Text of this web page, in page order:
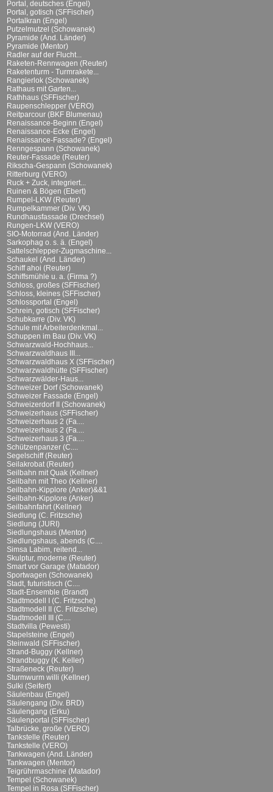
Portal, deutsches (Engel)
Portal, gotisch (SFFischer)
Portalkran (Engel)
Putzelmutzel (Schowanek)
Pyramide (And. Länder)
Pyramide (Mentor)
Radler auf der Flucht...
Raketen-Rennwagen (Reuter)
Raketenturm - Turmrakete...
Rangierlok (Schowanek)
Rathaus mit Garten...
Rathhaus (SFFischer)
Raupenschlepper (VERO)
Reitparcour (BKF Blumenau)
Renaissance-Beginn (Engel)
Renaissance-Ecke (Engel)
Renaissance-Fassade? (Engel)
Renngespann (Schowanek)
Reuter-Fassade (Reuter)
Rikscha-Gespann (Schowanek)
Ritterburg (VERO)
Ruck + Zuck, integriert...
Ruinen & Bögen (Ebert)
Rumpel-LKW (Reuter)
Rumpelkammer (Div. VK)
Rundhausfassade (Drechsel)
Rungen-LKW (VERO)
SIO-Motorrad (And. Länder)
Sarkophag o. s. ä. (Engel)
Sattelschlepper-Zugmaschine...
Schaukel (And. Länder)
Schiff ahoi (Reuter)
Schiffsmühle u. a. (Firma ?)
Schloss, großes (SFFischer)
Schloss, kleines (SFFischer)
Schlossportal (Engel)
Schrein, gotisch (SFFischer)
Schubkarre (Div. VK)
Schule mit Arbeiterdenkmal...
Schuppen im Bau (Div. VK)
Schwarzwald-Hochhaus...
Schwarzwaldhaus III...
Schwarzwaldhaus X (SFFischer)
Schwarzwaldhütte (SFFischer)
Schwarzwälder-Haus...
Schweizer Dorf (Schowanek)
Schweizer Fassade (Engel)
Schweizerdorf II (Schowanek)
Schweizerhaus (SFFischer)
Schweizerhaus 2 (Fa....
Schweizerhaus 2 (Fa....
Schweizerhaus 3 (Fa....
Schützenpanzer (C....
Segelschiff (Reuter)
Seilakrobat (Reuter)
Seilbahn mit Quak (Kellner)
Seilbahn mit Theo (Kellner)
Seilbahn-Kipplore (Anker)&&1
Seilbahn-Kipplore (Anker)
Seilbahnfahrt (Kellner)
Siedlung (C. Fritzsche)
Siedlung (JURI)
Siedlungshaus (Mentor)
Siedlungshaus, abends (C....
Simsa Labim, reitend...
Skulptur, moderne (Reuter)
Smart vor Garage (Matador)
Sportwagen (Schowanek)
Stadt, futuristisch (C....
Stadt-Ensemble (Brandt)
Stadtmodell I (C. Fritzsche)
Stadtmodell II (C. Fritzsche)
Stadtmodell III (C....
Stadtvilla (Pewesti)
Stapelsteine (Engel)
Steinwald (SFFischer)
Strand-Buggy (Kellner)
Strandbuggy (K. Keller)
Straßeneck (Reuter)
Sturmwurm willi (Kellner)
Sulki (Seifert)
Säulenbau (Engel)
Säulengang (Div. BRD)
Säulengang (Erku)
Säulenportal (SFFischer)
Talbrücke, große (VERO)
Tankstelle (Reuter)
Tankstelle (VERO)
Tankwagen (And. Länder)
Tankwagen (Mentor)
Teigrührmaschine (Matador)
Tempel (Schowanek)
Tempel in Rosa (SFFischer)